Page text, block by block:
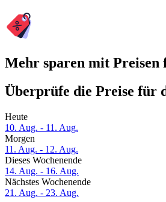
Mehr sparen mit
Überprüfe die Preise für
Heute
10. Aug. - 11. Aug.
Morgen
11. Aug. - 12. Aug.
Dieses Wochenende
14. Aug. - 16. Aug.
Nächstes Wochenende
21. Aug. - 23. Aug.